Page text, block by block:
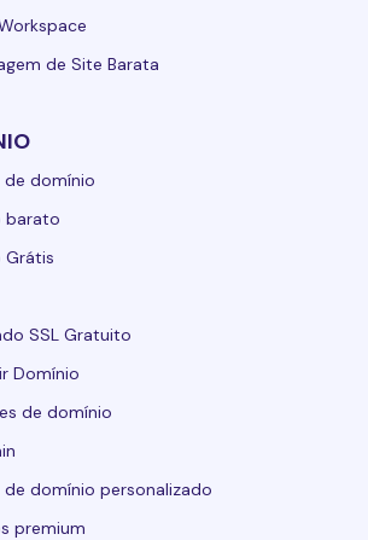
de Site Barata
de domínio
barato
Grátis
SSL Gratuito
Domínio
de domínio
de domínio personalizado
premium